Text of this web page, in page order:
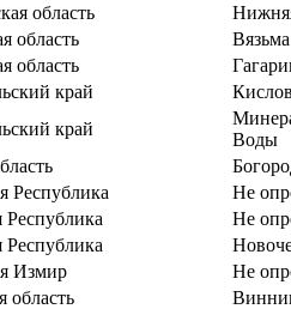
область
область
Вязьма
область
край
край
Воды
Республика
Не
Республика
Не
Республика
Измир
Не
область